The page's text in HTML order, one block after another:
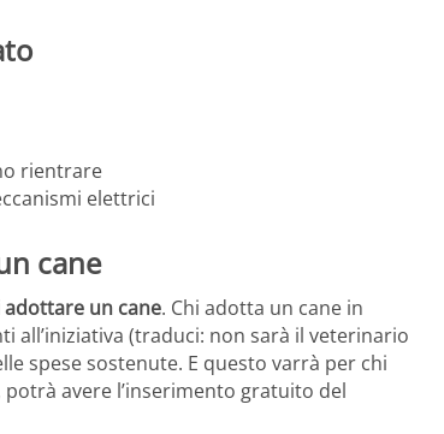
rientrare
elettrici
cane
un cane. Chi adotta un cane in
all’iniziativa (traduci: non sarà il veterinario
spese sostenute. E questo varrà per chi
avere l’inserimento gratuito del